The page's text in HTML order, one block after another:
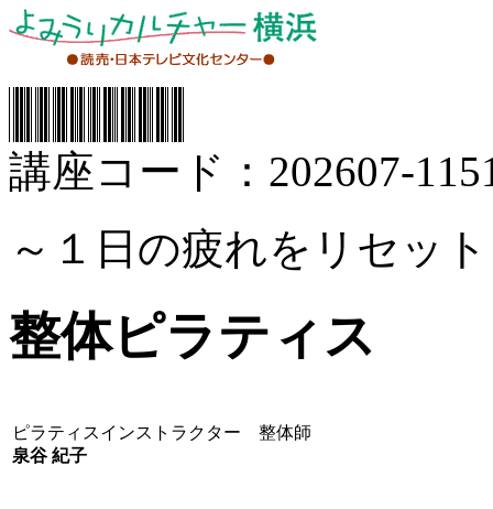
講座コード：202607-
～１日の疲れをリセッ
整体ピラティス
ピラティスインストラクター 整体師
泉谷 紀子